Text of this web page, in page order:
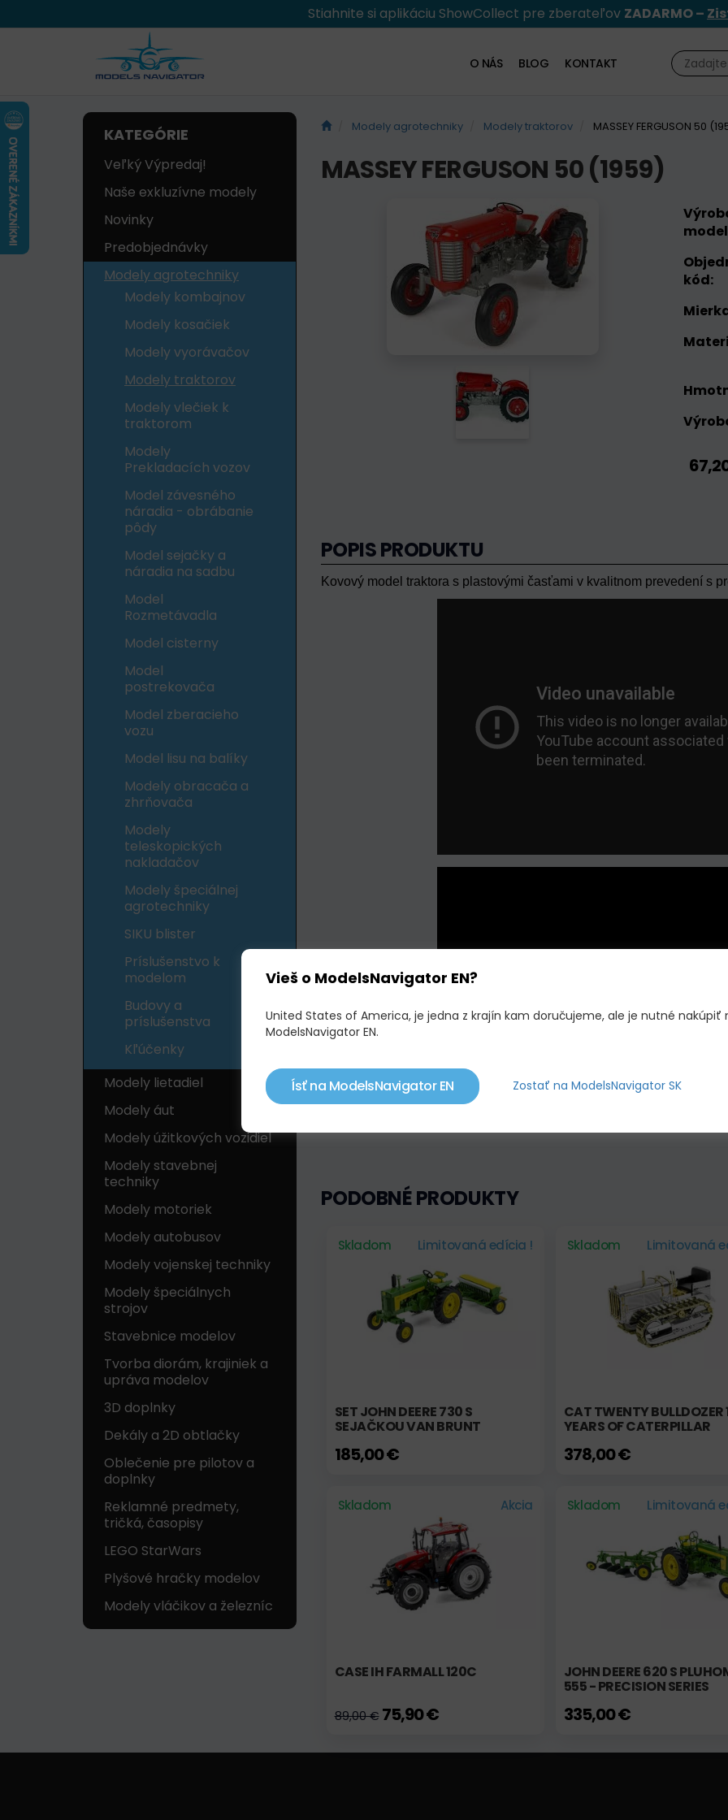
Stiahnite si aplikáciu ShowCollect pre zberateľov ZADARMO –
O NÁS BLOG KONTAKT
KATEGÓRIE
Veľký Výpredaj!
Naše exkluzívne modely
Novinky
Predobjednávky
Modely agrotechniky
Modely kombajnov
Modely kosačiek
Modely vyorávačov
Modely traktorov
Modely vlečiek k
traktorom
Modely
Prekladacích vozov
Model závesného
náradia - obrábanie
pôdy
Model sejačky a
náradia na sadbu
Model
Rozmetávadla
Model cisterny
Model
postrekovača
Model zberacieho
vozu
Model lisu na balíky
Modely obracača a
zhrňovača
Modely
teleskopických
nakladačov
Modely špeciálnej
agrotechniky
SIKU blister
Príslušenstvo k
modelom
Budovy a
príslušenstva
Kľúčenky
Modely lietadiel
Modely áut
Modely úžitkových vozidiel
Modely stavebnej
techniky
Modely motoriek
Modely autobusov
Modely vojenskej techniky
Modely špeciálnych
strojov
Stavebnice modelov
Tvorba diorám, krajiniek a
upráva modelov
3D doplnky
Dekály a 2D obtlačky
Oblečenie pre pilotov a
doplnky
Reklamné predmety,
tričká, časopisy
LEGO StarWars
Plyšové hračky modelov
Modely vláčikov a železníc
Modely agrotechniky Modely traktorov MASSEY FERGUSON 50
MASSEY FERGUSON 50 (1959)
kód:
POPIS PRODUKTU
Kovový model traktora s plastovými časťami v kvalitnom prevedení s
PODOBNÉ PRODUKTY
Skladom Limitovaná edícia !
SET JOHN DEERE 730 S
SEJAČKOU VAN BRUNT
185,00 €
Skladom Limitovaná
CAT TWENTY BULLDOZER
YEARS OF CATERPILLAR
378,00 €
Skladom Akcia
CASE IH FARMALL 120C
89,00 €75,90 €
Skladom Limitovaná
JOHN DEERE 620 S
555 - PRECISION SERIES
335,00 €
Vieš o ModelsNavigator EN?
United States of America, je jedna z krajín kam doručujeme, ale je nutné nakúpiť
ModelsNavigator EN.
Ísť na ModelsNavigator EN Zostať na ModelsNavigator SK